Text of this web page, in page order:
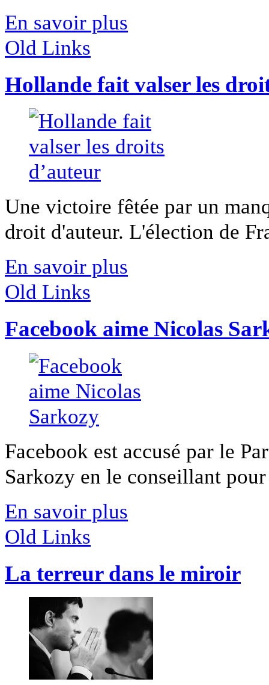
En savoir plus
Old Links
Hollande fait valser les
Une victoire fêtée par un
droit d'auteur. L'élection de
En savoir plus
Old Links
Facebook aime Nicolas
Facebook est accusé par le
Sarkozy en le conseillant
En savoir plus
Old Links
La terreur dans le miroir